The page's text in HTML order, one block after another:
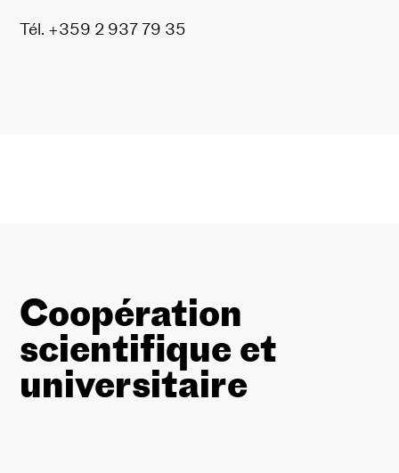
Tél. +359 2 937 79 35
Coopération
scientifique et
universitaire